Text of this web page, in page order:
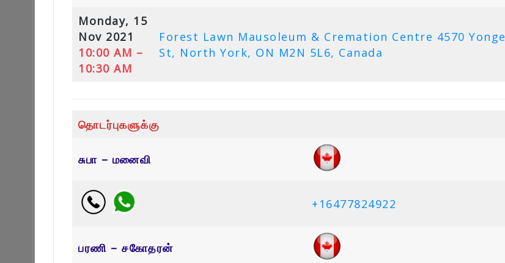
Monday, 15
Nov 2021
10:00 AM –
10:30 AM
Forest Lawn Mausoleum & Cremation Centre 4570 Yonge
St, North York, ON M2N 5L6, Canada
தொடர்புகளுக்கு
சுபா – மனைவி
+16477824922
பரணி – சகோதரன்